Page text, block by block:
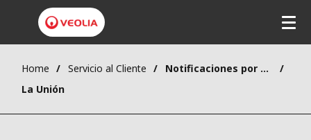
Home Servicio al Cliente
Notificaciones por aviso
La Unión